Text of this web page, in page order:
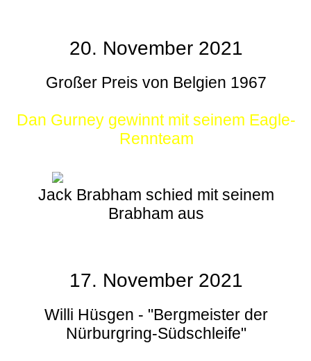
20. November 2021
Großer Preis von Belgien 1967
Dan Gurney gewinnt mit seinem Eagle-
Rennteam
Jack Brabham schied mit seinem
Brabham aus
17. November 2021
Willi Hüsgen - "Bergmeister der
Nürburgring-Südschleife"